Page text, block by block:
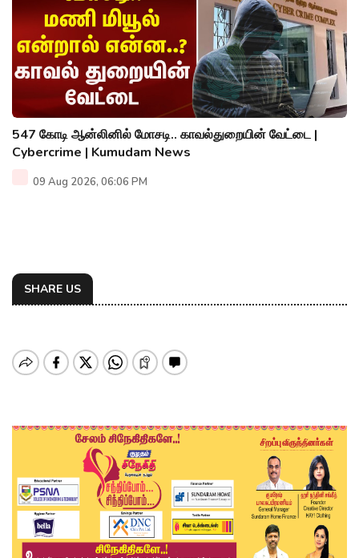
547 கோடி ஆன்லினில் மோசடி.. காவல்துறையின் வேட்டை |
Cybercrime | Kumudam News
09 Aug 2026, 06:06 PM
SHARE US